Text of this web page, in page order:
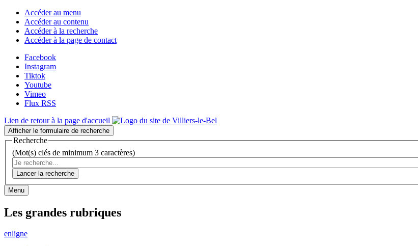
Accéder au menu
Accéder au contenu
Accéder à la recherche
Accéder à la page de contact
Facebook
Instagram
Tiktok
Youtube
Vimeo
Flux RSS
Lien de retour à la page d'accueil
Afficher le formulaire de recherche
Recherche
(Mot(s) clés de minimum 3 caractères)
Lancer la recherche
Menu
Les grandes rubriques
enligne